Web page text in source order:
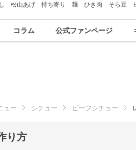
松山あげ 持ち寄り 麺 ひき肉 そら豆
コラム 公式ファンページ
ュー シチュー ビーフシチュー
り方